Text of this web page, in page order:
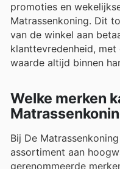
promoties en
Matrassenkoning. Dit
van de winkel aan
klanttevredenheid,
waarde altijd binnen
Welke merken
Bij De
assortiment aan
gerenommeerde